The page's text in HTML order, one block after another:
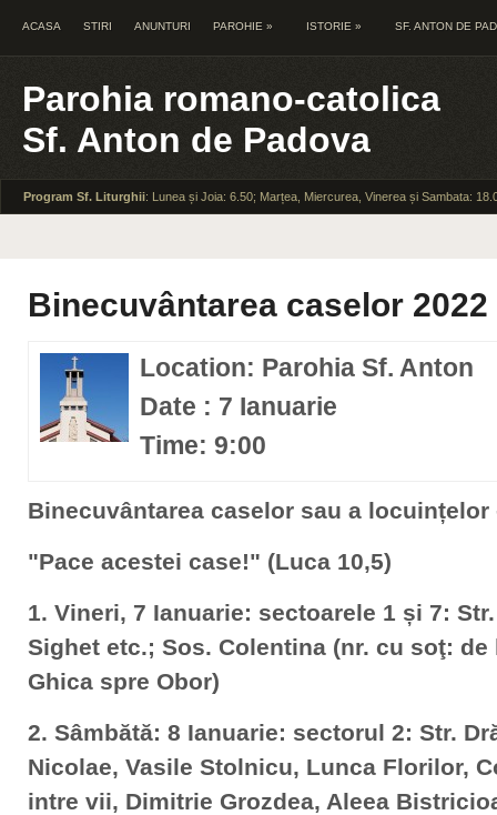
ACASA STIRI ANUNTURI PAROHIE » ISTORIE » SF. ANTON DE
Parohia romano-catolica
Sf. Anton de Padova
Program Sf. Liturghii: Lunea și Joia: 6.50; Marțea, Miercurea, Vinerea și Sambata:
Binecuvântarea caselor 2022
Location: Parohia Sf. Anton
Date : 7 Ianuarie
Time: 9:00
Binecuvântarea caselor sau a locuințelor
"Pace acestei case!" (Luca 10,5)
1. Vineri, 7 Ianuarie: sectoarele 1 și 7:
Sighet etc.; Sos. Colentina (nr. cu soţ:
Ghica spre Obor)
2. Sâmbătă: 8 Ianuarie: sectorul 2: Str.
Nicolae, Vasile Stolnicu, Lunca Florilor,
intre vii, Dimitrie Grozdea, Aleea